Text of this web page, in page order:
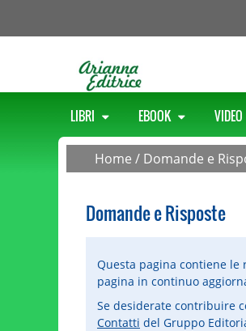
LIBRI EBOOK VIDEO
Home / Domande e
Domande e Risposte
Questa pagina contiene
pagina in continuo
Se desiderate contribuire
Contatti del Gruppo